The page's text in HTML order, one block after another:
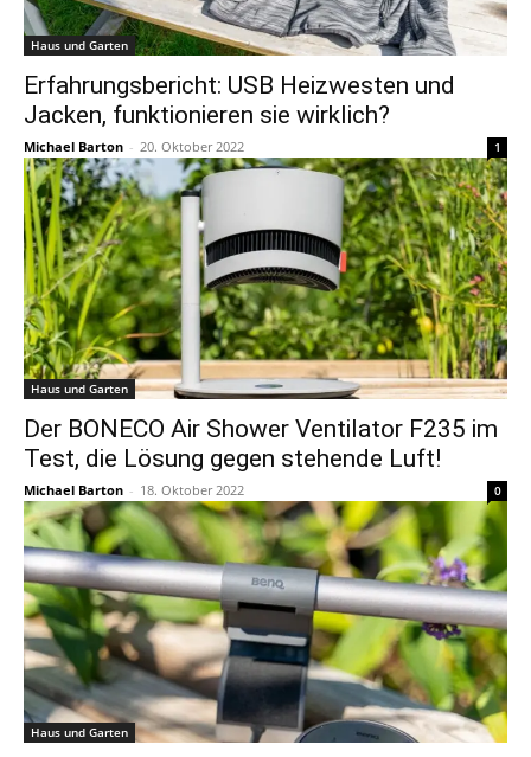
Haus und Garten
Erfahrungsbericht: USB Heizwesten und
Jacken, funktionieren sie wirklich?
Michael Barton - 20. Oktober 2022 1
Haus und Garten
Der BONECO Air Shower Ventilator F235 im
Test, die Lösung gegen stehende Luft!
Michael Barton - 18. Oktober 2022 0
Haus und Garten